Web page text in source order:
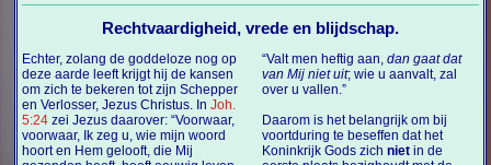
Rechtvaardigheid, vrede en blijdschap.
Echter, zolang de goddeloze nog op
deze aarde leeft krijgt hij de kansen
om zich te bekeren tot zijn Schepper
en Verlosser, Jezus Christus. InJoh.
5:24 zei Jezus daarover: “Voorwaar,
voorwaar, Ik zeg u, wie mijn woord
hoort en Hem gelooft, die Mij
“Valt men heftig aan, dan gaat dat
van Mij niet uit; wie u aanvalt, zal
over u vallen.”
Daarom is het belangrijk om bij
voortduring te beseffen dat het
Koninkrijk Gods zich nietin de